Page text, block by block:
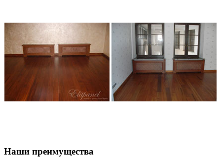
Наши преимущества